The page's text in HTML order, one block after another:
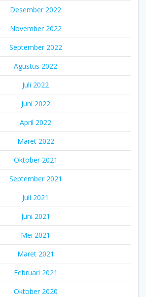
Desember 2022
November 2022
September 2022
Agustus 2022
Juli 2022
Juni 2022
April 2022
Maret 2022
Oktober 2021
September 2021
Juli 2021
Juni 2021
Mei 2021
Maret 2021
Februari 2021
Oktober 2020